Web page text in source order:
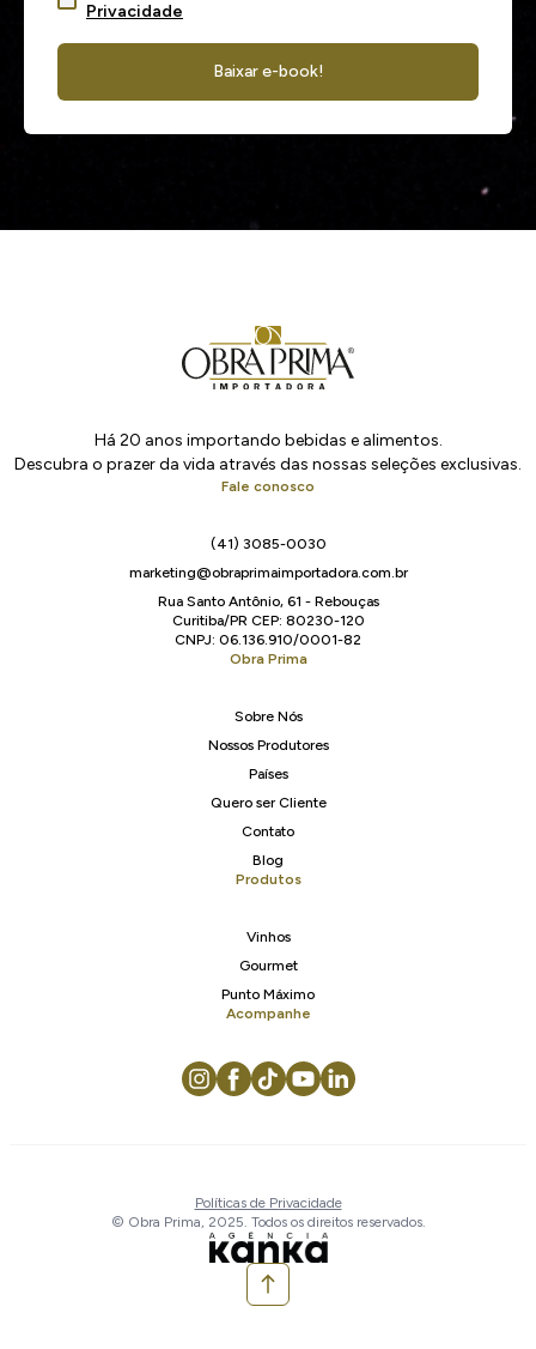
Privacidade
Baixar e-book!
Há 20 anos importando bebidas e alimentos.
Descubra o prazer da vida através das nossas seleções exclusivas.
Fale conosco
(41) 3085-0030
marketing@obraprimaimportadora.com.br
Rua Santo Antônio, 61 - Rebouças
Curitiba/PR CEP: 80230-120
CNPJ: 06.136.910/0001-82
Obra Prima
Sobre Nós
Nossos Produtores
Países
Quero ser Cliente
Contato
Blog
Produtos
Vinhos
Gourmet
Punto Máximo
Acompanhe
Políticas de Privacidade
© Obra Prima, 2025. Todos os direitos reservados.